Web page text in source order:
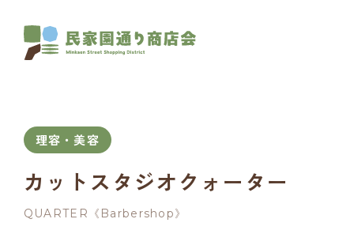
理容・美容
カットスタジオクォーター
QUARTER《Barbershop》